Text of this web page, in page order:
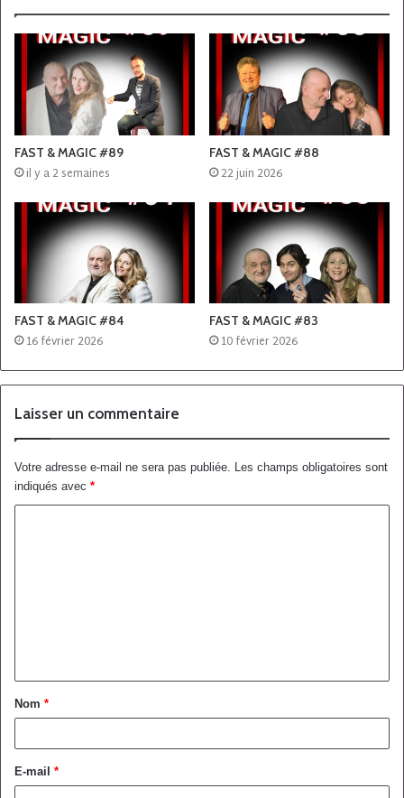
FAST & MAGIC #89
il y a 2 semaines
FAST & MAGIC #88
22 juin 2026
FAST & MAGIC #84
16 février 2026
FAST & MAGIC #83
10 février 2026
Laisser un commentaire
Votre adresse e-mail ne sera pas publiée. Les champs obligatoires sont
indiqués avec *
Nom *
E-mail *